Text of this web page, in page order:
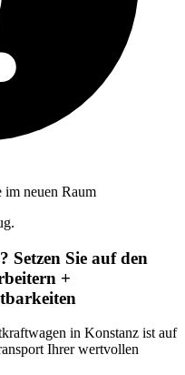
im neuen Raum
Setzen Sie auf den
+
in Konstanz ist auf
Ihrer wertvollen